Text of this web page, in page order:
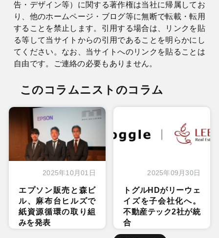
告・デザイン等）に関する著作権は当社に帰属してお
り、他のホームページ・ブログ等に無断で転載・転用
することを禁止します。引用する場合は、リンクを貼
る等して当サイトからの引用であることを明らかにし
てください。なお、当サイトへのリンクを貼ることは
自由です。ご連絡の必要もありません。
このコラムニストのコラム
2025年10月01日
エプソン販売と森ビ
ル、麻布台ヒルズで
紙資源循環の取り組
みを発表
2025年09月30日
トグルHDがリーウェ
イズを子会社化へ。
不動産テック2社が統
合